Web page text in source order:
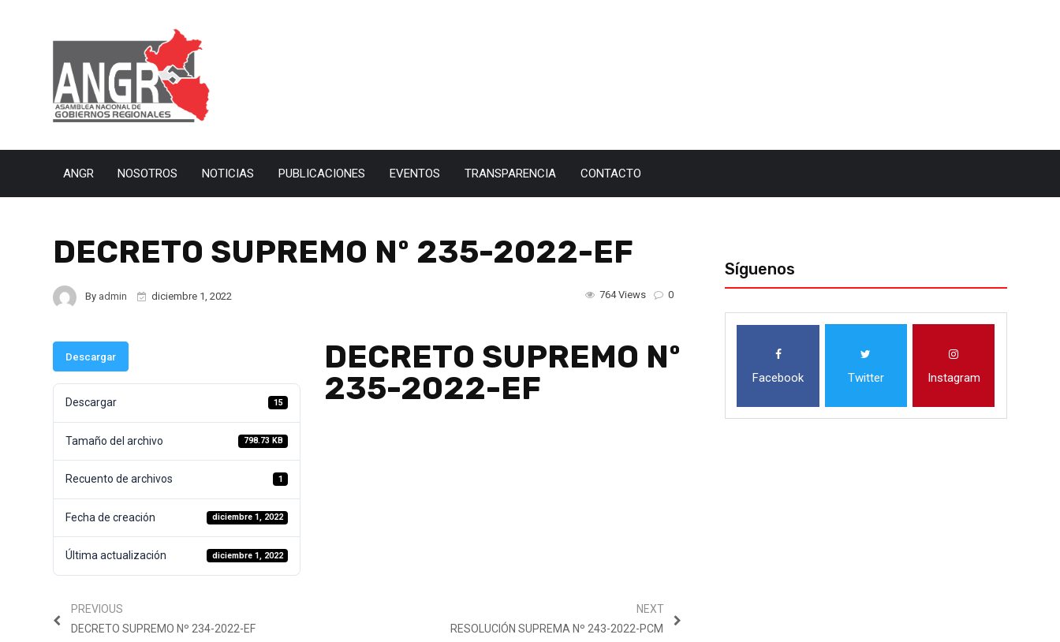
ANGR NOSOTROS NOTICIAS PUBLICACIONES EVENTOS TRANSPARENCIA CONTACTO
DECRETO SUPREMO Nº 235-2022-EF
By admin diciembre 1, 2022 0
764 Views
Descargar
Descargar 15
Tamaño del archivo 798.73 KB
Recuento de archivos 1
Fecha de creación diciembre 1, 2022
Última actualización diciembre 1, 2022
DECRETO SUPREMO Nº
235-2022-EF
PREVIOUS
DECRETO SUPREMO Nº 234-2022-EF
NEXT
RESOLUCIÓN SUPREMA Nº 243-2022-PCM
Síguenos
Facebook Twitter Instagram